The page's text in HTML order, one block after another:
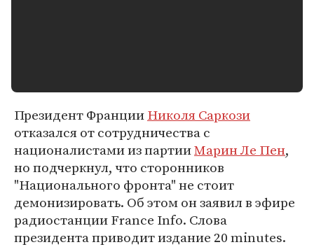
Президент ФранцииНиколя Саркози
отказался от сотрудничества с
националистами из партииМарин Ле Пен,
но подчеркнул, что сторонников
"Национального фронта" не стоит
демонизировать. Об этом он заявил в эфире
радиостанции France Info. Слова
президента приводит издание 20 minutes.